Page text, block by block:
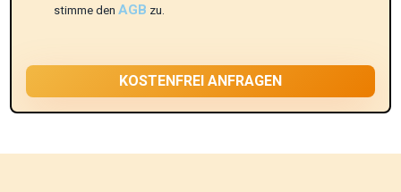
stimme denAGB zu.